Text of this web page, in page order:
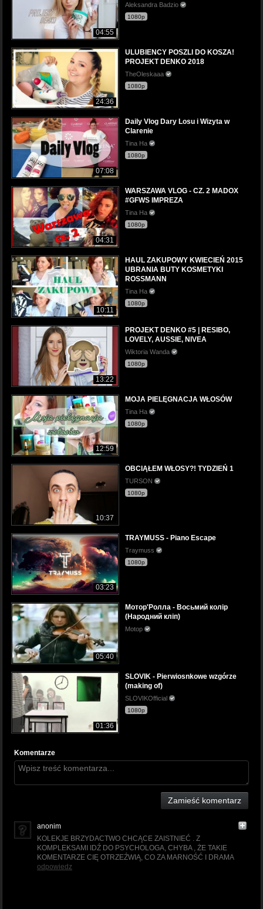
04:55
Aleksandra Badzio
1080p
24:36
ULUBIENCY POSZLI DO KOSZA!
PROJEKT DENKO 2018
TheOleskaaa
1080p
07:08
Daily Vlog Dary Losu i Wizyta w
Clarenie
Tina Ha
1080p
04:31
WARSZAWA VLOG - CZ. 2 MADOX
#GFWS IMPREZA
Tina Ha
1080p
10:11
HAUL ZAKUPOWY KWIECIEŃ 2015
UBRANIA BUTY KOSMETYKI
ROSSMANN
Tina Ha
1080p
13:22
PROJEKT DENKO #5 | RESIBO,
LOVELY, AUSSIE, NIVEA
Wiktoria Wanda
1080p
12:59
MOJA PIELĘGNACJA WŁOSÓW
Tina Ha
1080p
10:37
OBCIĄŁEM WŁOSY?! TYDZIEŃ 1
TURSON
1080p
03:23
TRAYMUSS - Piano Escape
Traymuss
1080p
05:40
Мотор'Ролла - Восьмий колір
(Народний кліп)
Motop
01:36
SLOVIK - Pierwiosnkowe wzgórze
(making of)
SLOVIKOfficial
1080p
Komentarze
Zamieść komentarz
anonim
KOLEKJE BRZYDACTWO CHCĄCE ZAISTNIEĆ . Z
KOMPLEKSAMI IDŹ DO PSYCHOLOGA, CHYBA , ŻE TAKIE
KOMENTARZE CIĘ OTRZEŹWIĄ, CO ZA MARNOŚĆ I DRAMA
odpowiedz